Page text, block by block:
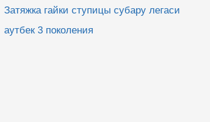
Затяжка гайки ступицы субару легаси
аутбек 3 поколения